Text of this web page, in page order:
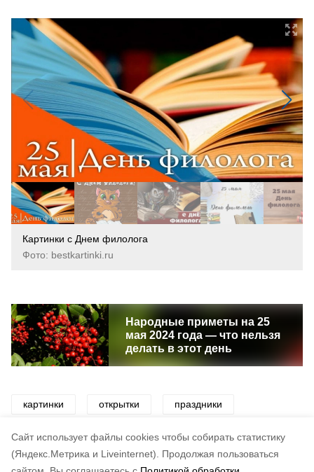
Cайт использует файлы cookies чтобы собирать статистику
(Яндекс.Метрика и Liveinternet).
Продолжая пользоваться
Картинки с Днем филолога
Фото: bestkartinki.ru
Народные приметы на 25
мая 2024 года — что нельзя
делать в этот день
картинки открытки праздники
поздравления день филолога